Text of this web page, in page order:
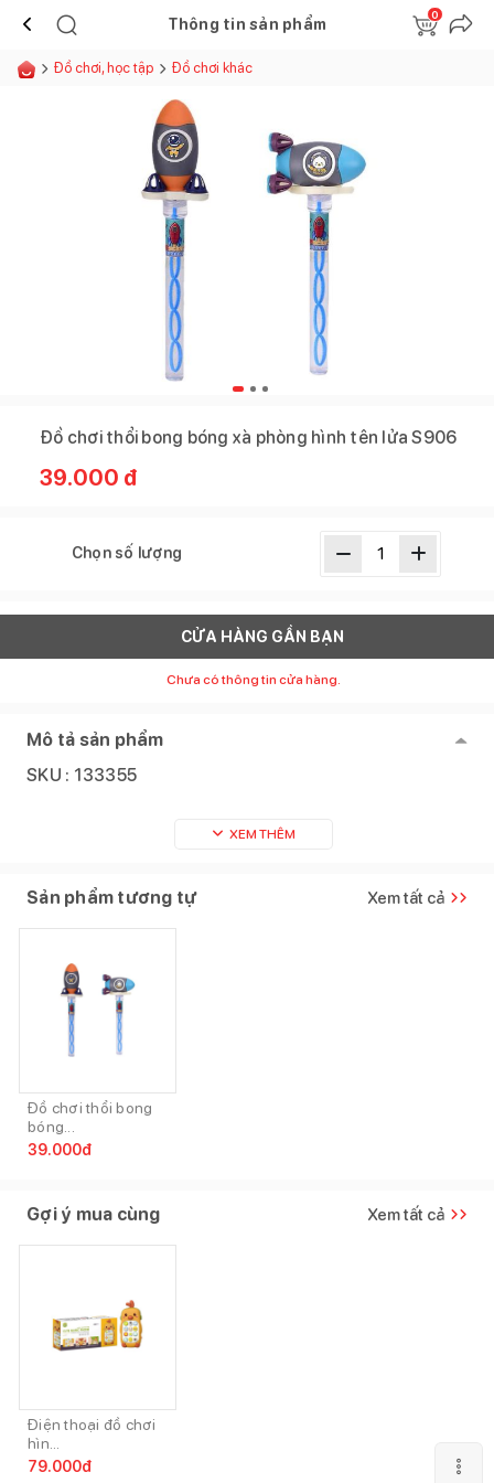
Thông tin sản phẩm
0
Đồ chơi, học tập Đồ chơi khác
Đồ chơi thổi bong bóng xà phòng hình tên lửa S906
39.000 đ
Chọn số lượng
CỬA HÀNG GẦN BẠN
Chưa có thông tin cửa hàng.
Mô tả sản phẩm
SKU : 133355
XEM THÊM
Sản phẩm tương tự Xem tất cả
Đồ chơi thổi bong
bóng...
39.000đ
Gợi ý mua cùng Xem tất cả
Điện thoại đồ chơi
hìn...
79.000đ